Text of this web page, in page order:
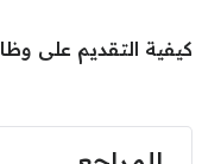
كيفية التقديم على